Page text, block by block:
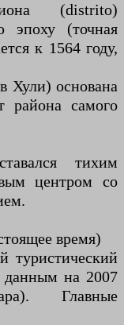
(distrito)
эпоху (точная
к 1564 году,
Хули) основана
района самого
тихим
центром со
время)
туристический
данным на 2007
Главные